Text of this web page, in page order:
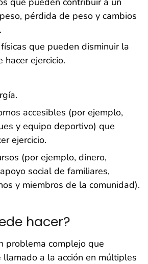
pérdida de peso y cambios
que pueden disminuir la
hacer ejercicio.
accesibles (por ejemplo,
y equipo deportivo) que
ejercicio.
(por ejemplo, dinero,
social de familiares,
y miembros de la comunidad).
hacer?
problema complejo que
llamado a la acción en múltiples